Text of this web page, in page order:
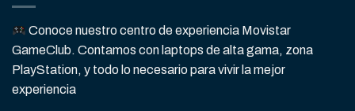
Conoce nuestro centro de experiencia Movistar
GameClub. Contamos con laptops de alta gama, zona
PlayStation, y todo lo necesario para vivir la mejor
experiencia